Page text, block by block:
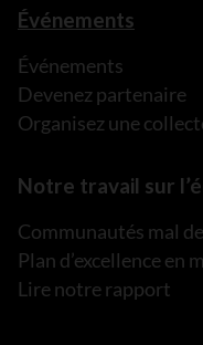
Événements
Événements
Devenez partenaire
Organisez une
Notre travail sur
Communautés mal
Plan d’excellence en
Lire notre rapport